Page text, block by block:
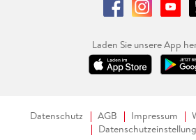
Laden Sie unsere App
Datenschutz AGB Impressum